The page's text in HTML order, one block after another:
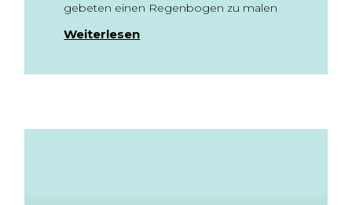
gebeten einen Regenbogen zu malen
Weiterlesen